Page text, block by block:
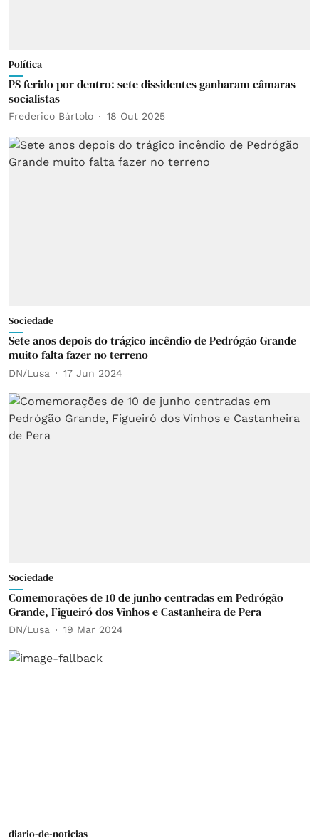
Política
PS ferido por dentro: sete dissidentes ganharam câmaras
socialistas
Frederico Bártolo 18 Out 2025
Sociedade
Sete anos depois do trágico incêndio de Pedrógão Grande
muito falta fazer no terreno
DN/Lusa 17 Jun 2024
Sociedade
Comemorações de 10 de junho centradas em Pedrógão
Grande, Figueiró dos Vinhos e Castanheira de Pera
DN/Lusa 19 Mar 2024
diario-de-noticias